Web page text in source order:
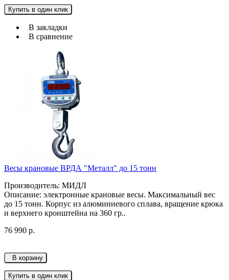
Купить в один клик
В закладки
В сравнение
Весы крановые ВРДА "Металл" до 15 тонн
Производитель: МИДЛ
Описание: электронные крановые весы. Максимальный вес
до 15 тонн. Корпус из алюминиевого сплава, вращение крюка
и верхнего кронштейна на 360 гр..
76 990 р.
В корзину
Купить в один клик